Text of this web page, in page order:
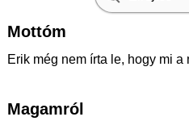
Mottóm
Erik még nem írta le, hogy mi a
Magamról